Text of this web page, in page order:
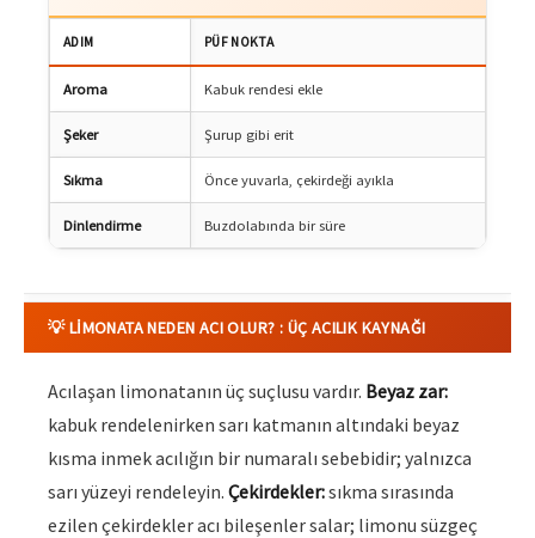
ADIM PÜF NOKTA
Aroma Kabuk rendesi ekle
Şeker Şurup gibi erit
Sıkma Önce yuvarla, çekirdeği ayıkla
Dinlendirme Buzdolabında bir süre
💡 LIMONATA NEDEN ACI OLUR? : ÜÇ ACILIK KAYNAĞI
Acılaşan limonatanın üç suçlusu vardır. Beyaz zar:
kabuk rendelenirken sarı katmanın altındaki beyaz
kısma inmek acılığın bir numaralı sebebidir; yalnızca
sarı yüzeyi rendeleyin. Çekirdekler:sıkma sırasında
ezilen çekirdekler acı bileşenler salar; limonu süzgeç